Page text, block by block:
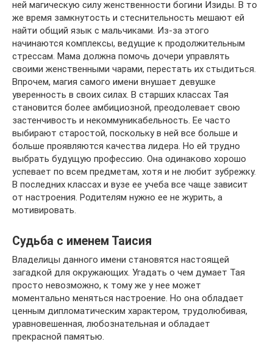
ней магическую силу женственности богини Изиды. В то
же время замкнутость и стеснительность мешают ей
найти общий язык с мальчиками. Из-за этого
начинаются комплексы, ведущие к продолжительным
стрессам. Мама должна помочь дочери управлять
своими женственными чарами, перестать их стыдиться.
Впрочем, магия самого имени внушает девушке
уверенность в своих силах. В старших классах Тая
становится более амбициозной, преодолевает свою
застенчивость и некоммуникабельность. Ее часто
выбирают старостой, поскольку в ней все больше и
больше проявляются качества лидера. Но ей трудно
выбрать будущую профессию. Она одинаково хорошо
успевает по всем предметам, хотя и не любит зубрежку.
В последних классах и вузе ее учеба все чаще зависит
от настроения. Родителям нужно ее не журить, а
мотивировать.
Судьба с именем Таисия
Владелицы данного имени становятся настоящей
загадкой для окружающих. Угадать о чем думает Тая
просто невозможно, к тому же у нее может
моментально меняться настроение. Но она обладает
ценным дипломатическим характером, трудолюбивая,
уравновешенная, любознательная и обладает
прекрасной памятью.